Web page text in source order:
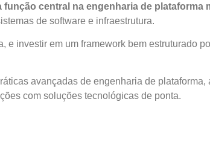
função central na engenharia de plataforma
de software e infraestrutura.
e investir em um framework bem estruturado
avançadas de engenharia de plataforma,
com soluções tecnológicas de ponta.